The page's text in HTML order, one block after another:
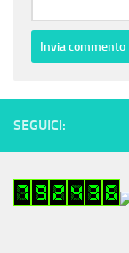
SEGUICI: